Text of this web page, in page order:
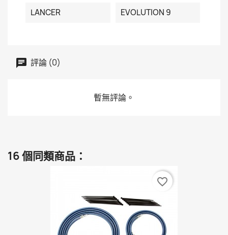
LANCER
EVOLUTION 9
評論 (0)
暫無評論。
16 個同類商品：
favorite_border